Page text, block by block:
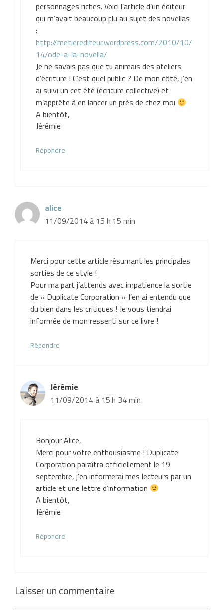
personnages riches. Voici l’article d’un éditeur
qui m’avait beaucoup plu au sujet des novellas
:
http://metierediteur.wordpress.com/2010/10/
14/ode-a-la-novella/
Je ne savais pas que tu animais des ateliers
d’écriture ! C’est quel public ? De mon côté, j’en
ai suivi un cet été (écriture collective) et
m’apprête à en lancer un près de chez moi
A bientôt,
Jérémie
Répondre
alice
11/09/2014 à 15 h 15 min
Merci pour cette article résumant les principales
sorties de ce style !
Pour ma part j’attends avec impatience la sortie
de « Duplicate Corporation » J’en ai entendu que
du bien dans les critiques ! Je vous tiendrai
informée de mon ressenti sur ce livre !
Répondre
Jérémie
11/09/2014 à 15 h 34 min
Bonjour Alice,
Merci pour votre enthousiasme ! Duplicate
Corporation paraîtra officiellement le 19
septembre, j’en informerai mes lecteurs par un
article et une lettre d’information
A bientôt,
Jérémie
Répondre
Laisser un commentaire